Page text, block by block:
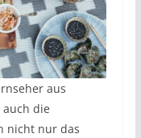
aus
die
nicht nur das